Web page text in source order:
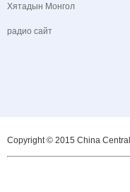
Хятадын Монгол
радио сайт
Copyright © 2015 China